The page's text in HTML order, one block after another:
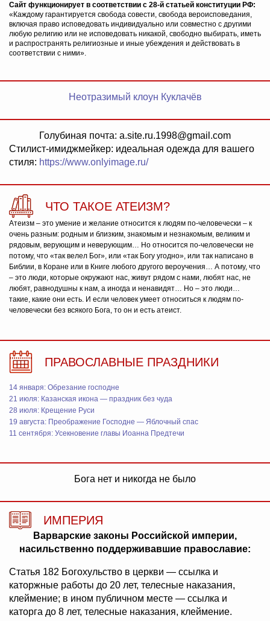
Сайт функционирует в соответствии с 28-й статьей конституции РФ:
«Каждому гарантируется свобода совести, свобода вероисповедания,
включая право исповедовать индивидуально или совместно с другими
любую религию или не исповедовать никакой, свободно выбирать, иметь
и распространять религиозные и иные убеждения и действовать в
соответствии с ними».
Неотразимый клоун Куклачёв
Голубиная почта: a.site.ru.1998@gmail.com
Стилист-имиджмейкер: идеальная одежда для вашего
стиля: https://www.onlyimage.ru/
ЧТО ТАКОЕ АТЕИЗМ?
Атеизм – это умение и желание относится к людям по-человечески – к
очень разным: родным и близким, знакомым и незнакомым, великим и
рядовым, верующим и неверующим… Но относится по-человечески не
потому, что «так велел Бог», или «так Богу угодно», или так написано в
Библии, в Коране или в Книге любого другого вероучения… А потому, что
– это люди, которые окружают нас, живут рядом с нами, любят нас, не
любят, равнодушны к нам, а иногда и ненавидят… Но – это люди…
такие, какие они есть. И если человек умеет относиться к людям по-
человечески без всякого Бога, то он и есть атеист.
ПРАВОСЛАВНЫЕ ПРАЗДНИКИ
14 января: Обрезание господне
21 июля: Казанская икона — праздник без чуда
28 июля: Крещение Руси
19 августа: Преображение Господне — Яблочный спас
11 сентября: Усекновение главы Иоанна Предтечи
Бога нет и никогда не было
ИМПЕРИЯ
Варварские законы Российской империи,
насильственно поддерживавшие православие:
Статья 182 Богохульство в церкви — ссылка и
каторжные работы до 20 лет, телесные наказания,
клеймение; в ином публичном месте — ссылка и
каторга до 8 лет, телесные наказания, клеймение.